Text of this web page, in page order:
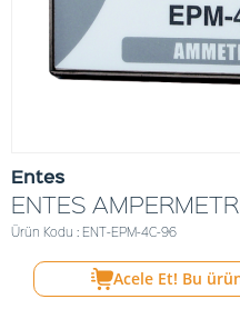
Entes
ENTES
Ürün Kodu : ENT-EPM-4C-96
Acele Et! Bu